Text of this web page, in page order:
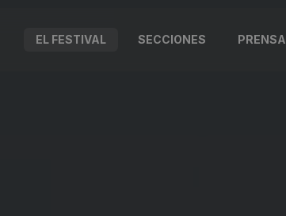
EL FESTIVAL SECCIONES PRENSA